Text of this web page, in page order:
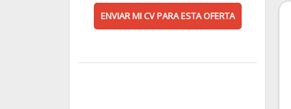
ENVIAR MI CV PARA ESTA OFERTA